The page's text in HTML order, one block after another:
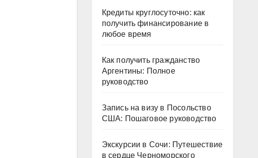
Кредиты круглосуточно: как
получить финансирование в
любое время
Как получить гражданство
Аргентины: Полное
руководство
Запись на визу в Посольство
США: Пошаговое руководство
Экскурсии в Сочи: Путешествие
в сердце Черноморского